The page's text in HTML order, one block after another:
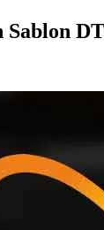
Sablon